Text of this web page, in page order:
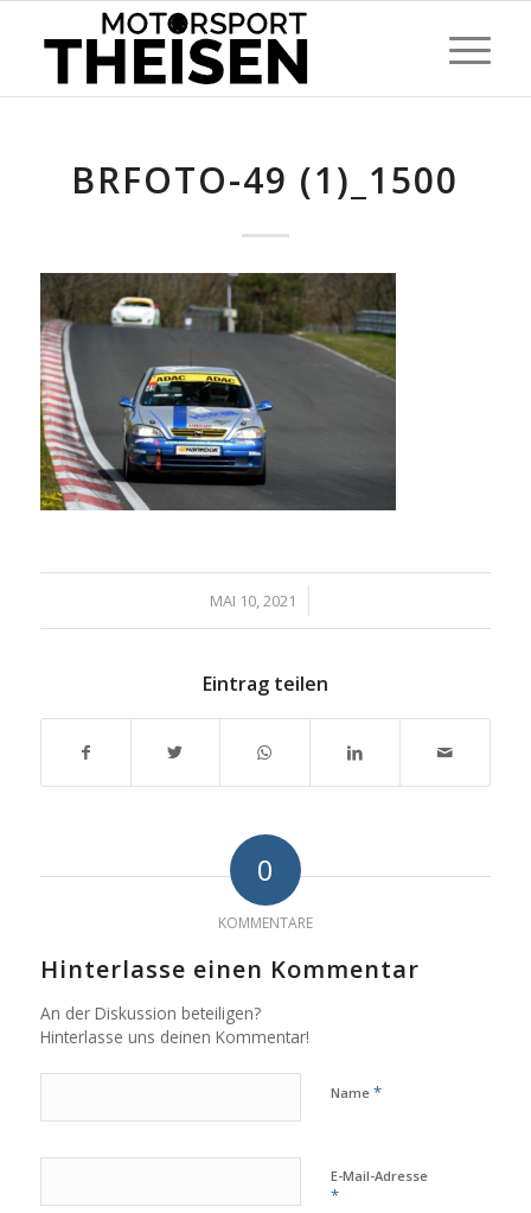
BRFOTO-49 (1)_1500
MAI 10, 2021
/
Eintrag teilen
0
KOMMENTARE
Hinterlasse einen Kommentar
An der Diskussion beteiligen?
Hinterlasse uns deinen Kommentar!
Name *
E-Mail-Adresse
*